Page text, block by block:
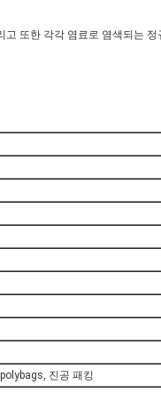
또한 각각 염료로 염색되는 정
진공 패킹